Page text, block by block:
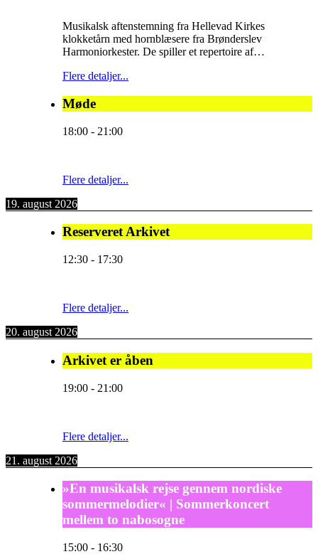
Musikalsk aftenstemning fra Hellevad Kirkes
klokketårn med hornblæsere fra Brønderslev
Harmoniorkester. De spiller et repertoire af…
Flere detaljer...
Møde
18:00 - 21:00
Flere detaljer...
19. august 2026
Reserveret Arkivet
12:30 - 17:30
Flere detaljer...
20. august 2026
Arkivet er åben
19:00 - 21:00
Flere detaljer...
21. august 2026
»En musikalsk rejse gennem nordiske
sommermelodier« | Sommerkoncert
mellem to nabosogne
15:00 - 16:30